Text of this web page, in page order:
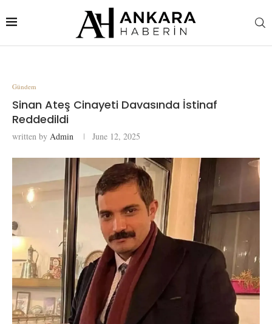
Gündem
Sinan Ateş Cinayeti Davasında İstinaf
Reddedildi
written by Admin June 12, 2025